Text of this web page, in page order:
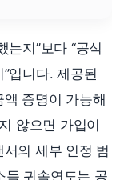
는지”보다 “공식
입니다. 제공된
증명이 가능해
않으면 가입이
의 세부 인정 범
득 귀속연도는 공